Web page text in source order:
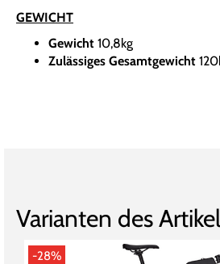
GEWICHT
Gewicht 10,8kg
Zulässiges Gesamtgewicht
Varianten des
-28%